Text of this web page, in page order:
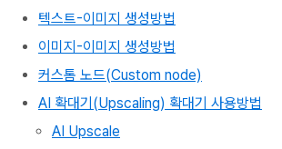
텍스트-이미지 생성방법
이미지-이미지 생성방법
커스톰 노드(Custom node)
AI 확대기(Upscaling) 확대기 사용방법
AI Upscale